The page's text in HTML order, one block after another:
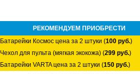
РЕКОМЕНДУЕМ ПРИОБРЕСТИ
Батарейки Космос цена за 2 штуки (100 руб.)
Чехол для пульта (мягкая экокожа) (299 руб.)
Батарейки VARTA цена за 2 штуки (150 руб.)